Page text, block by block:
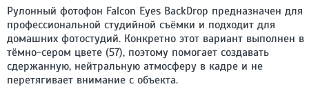
Рулонный фотофон Falcon Eyes BackDrop предназначен для
профессиональной студийной съёмки и подходит для
домашних фотостудий. Конкретно этот вариант выполнен в
тёмно-сером цвете (57), поэтому помогает создавать
сдержанную, нейтральную атмосферу в кадре и не
перетягивает внимание с объекта.